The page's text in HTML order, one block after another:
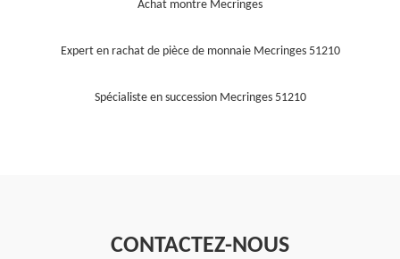
Achat montre Mecringes
Expert en rachat de pièce de monnaie Mecringes 51210
Spécialiste en succession Mecringes 51210
CONTACTEZ-NOUS